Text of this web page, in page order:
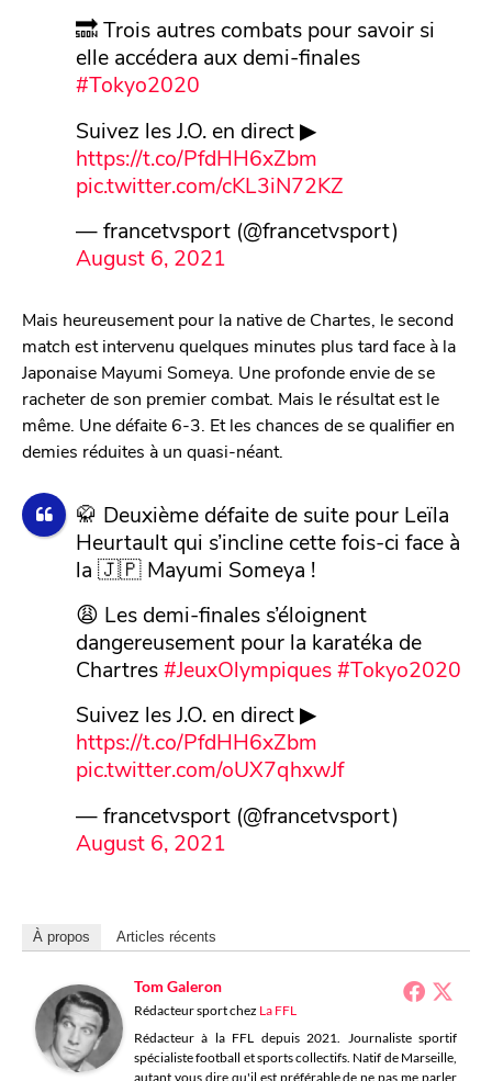
🔜 Trois autres combats pour savoir si
elle accédera aux demi-finales
#Tokyo2020
Suivez les J.O. en direct ▶
https://t.co/PfdHH6xZbm
pic.twitter.com/cKL3iN72KZ
— francetvsport (@francetvsport)
August 6, 2021
Mais heureusement pour la native de Chartes, le second
match est intervenu quelques minutes plus tard face à la
Japonaise Mayumi Someya. Une profonde envie de se
racheter de son premier combat. Mais le résultat est le
même. Une défaite 6-3. Et les chances de se qualifier en
demies réduites à un quasi-néant.
🥋 Deuxième défaite de suite pour Leïla
Heurtault qui s’incline cette fois-ci face à
la 🇯🇵 Mayumi Someya !
😩 Les demi-finales s’éloignent
dangereusement pour la karatéka de
Chartres#JeuxOlympiques #Tokyo2020
Suivez les J.O. en direct ▶
https://t.co/PfdHH6xZbm
pic.twitter.com/oUX7qhxwJf
— francetvsport (@francetvsport)
August 6, 2021
À propos Articles récents
Tom Galeron
Rédacteur sportchez La FFL
Rédacteur à la FFL depuis 2021. Journaliste sportif
spécialiste football et sports collectifs. Natif de Marseille,
autant vous dire qu'il est préférable de ne pas me parler